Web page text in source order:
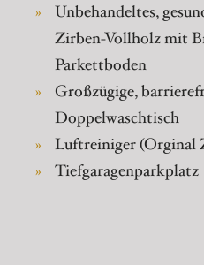
Unbehandeltes,
Zirben-Vollholz mit
Parkettboden
Großzügige,
Doppelwaschtisch
Luftreiniger (Orginal
Tiefgaragenparkplatz